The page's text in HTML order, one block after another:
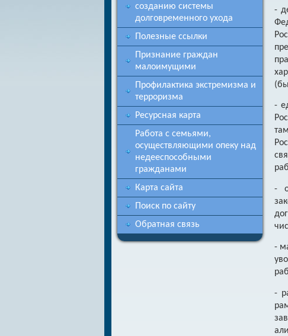
созданию системы
долговременного ухода
Полезные ссылки
Признание граждан
малоимущими
Профилактика экстремизма и
терроризма
Ресурсная карта
Работа с семьями,
осуществляющими опеку над
недееспособными
гражданами
Карта сайта
Поиск по сайту
Обратная связь
-
-
-
-
-